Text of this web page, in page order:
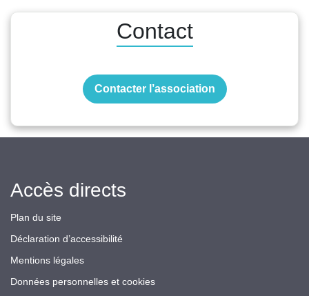
Contact
Contacter l’association
Accès directs
Plan du site
Déclaration d’accessibilité
Mentions légales
Données personnelles et cookies